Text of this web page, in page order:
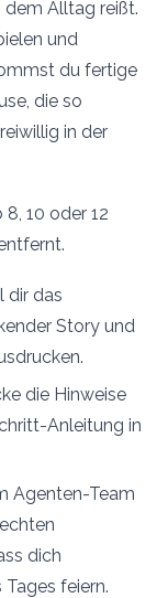
dem Alltag reißt.
und
du fertige
die so
in der
10 oder 12
dir das
Story und
die Hinweise
Anleitung in
Agenten-Team
dich
feiern.